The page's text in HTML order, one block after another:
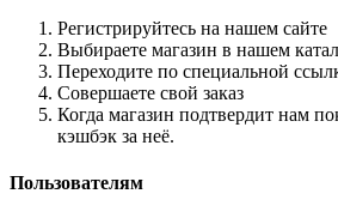
Регистрируйтесь на нашем сайте
Выбираете магазин в нашем
Переходите по специальной
Совершаете свой заказ
Когда магазин подтвердит нам
кэшбэк за неё.
Пользователям